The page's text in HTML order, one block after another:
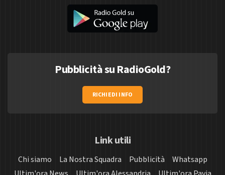
Pubblicità su RadioGold?
RICHIEDI INFO
Link utili
Chi siamo La Nostra Squadra Pubblicità
Whatsapp